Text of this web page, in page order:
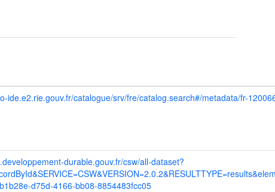
ide.e2.rie.gouv.fr/catalogue/srv/fre/catalog.search#/metadata/fr-
durable.gouv.fr/csw/all-dataset?
d75d-4166-bb08-8854483fcc05